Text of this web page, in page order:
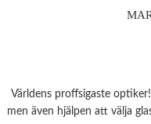
Världens proffsigaste
men även hjälpen att välja